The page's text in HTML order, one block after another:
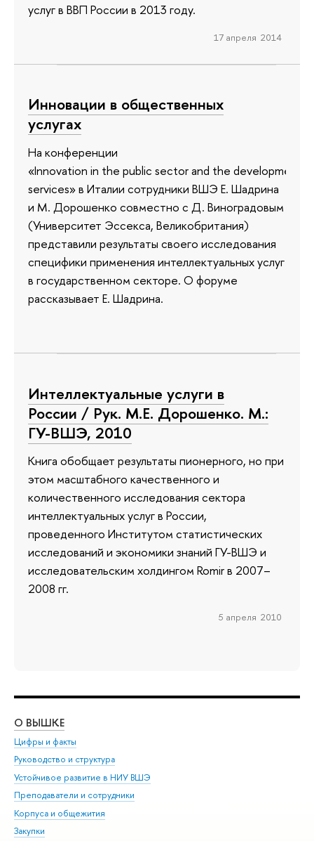
услуг в ВВП России в 2013 году.
17 апреля 2014
Инновации в общественных
услугах
На конференции
«Innovation in the public sector and the development
services» в Италии сотрудники ВШЭ Е. Шадрина
и М. Дорошенко совместно с Д. Виноградовым
(Университет Эссекса, Великобритания)
представили результаты своего исследования
специфики применения интеллектуальных услуг
в государственном секторе. О форуме
рассказывает Е. Шадрина.
Интеллектуальные услуги в
России / Рук. М.Е. Дорошенко. М.:
ГУ-ВШЭ, 2010
Книга обобщает результаты пионерного, но при
этом масштабного качественного и
количественного исследования сектора
интеллектуальных услуг в России,
проведенного Институтом статистических
исследований и экономики знаний ГУ-ВШЭ и
исследовательским холдингом Romir в 2007–
2008 гг.
5 апреля 2010
О ВЫШКЕ
Цифры и факты
Руководство и структура
Устойчивое развитие в НИУ ВШЭ
Преподаватели и сотрудники
Корпуса и общежития
Закупки